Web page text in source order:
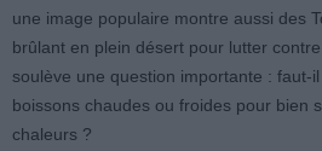
une image populaire montre aussi des
brûlant en plein désert pour lutter
soulève une question importante : faut-
boissons chaudes ou froides pour bien
chaleurs ?